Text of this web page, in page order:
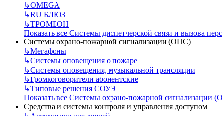
↳OMEGA
↳RU БЛЮЗ
↳ТРОМБОН
Показать все Системы диспетчерской связи и вызова
Системы охрано-пожарной сигнализации (ОПС)
↳Мегафоны
↳Системы оповещения о пожаре
↳Системы оповещения, музыкальной трансляции
↳Громкоговорители абонентские
↳Типовые решения СОУЭ
Показать все Системы охрано-пожарной сигнализации
Средства и системы контроля и управления доступом